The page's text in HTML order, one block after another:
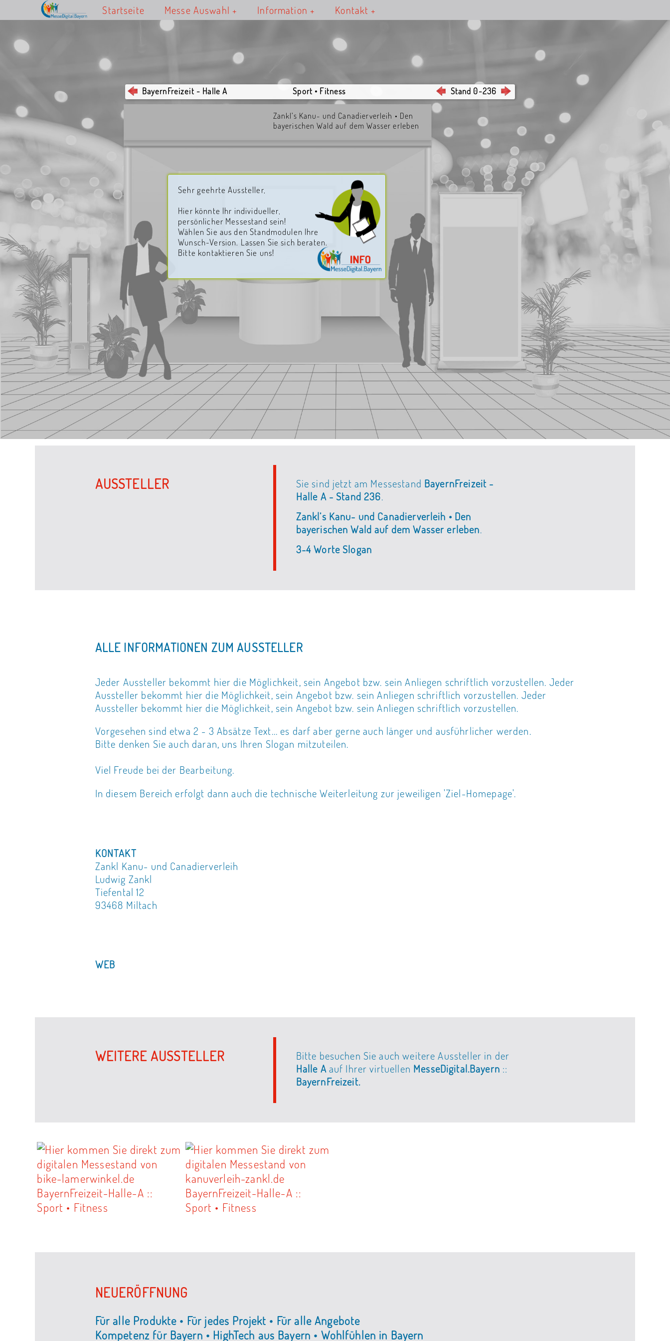
Startseite Messe Auswahl Information Kontakt
BayernFreizeit - Halle A Sport • Fitness Stand 0-236
Zankl’s Kanu- und Canadierverleih • Den
bayerischen Wald auf dem Wasser erleben
Sehr geehrte Aussteller,
Hier könnte Ihr individueller,
persönlicher Messestand sein!
Wählen Sie aus den Standmodulen Ihre
Wunsch-Version. Lassen Sie sich beraten.
Bitte kontaktieren Sie uns!
AUSSTELLER Sie sind jetzt am Messestand BayernFreizeit -
Halle A - Stand 236.
Zankl’s Kanu- und Canadierverleih • Den
bayerischen Wald auf dem Wasser erleben.
3-4 Worte Slogan
ALLE INFORMATIONEN ZUM AUSSTELLER
Jeder Aussteller bekommt hier die Möglichkeit, sein Angebot bzw. sein Anliegen schriftlich vorzustellen. Jeder
Aussteller bekommt hier die Möglichkeit, sein Angebot bzw. sein Anliegen schriftlich vorzustellen. Jeder
Aussteller bekommt hier die Möglichkeit, sein Angebot bzw. sein Anliegen schriftlich vorzustellen.
Vorgesehen sind etwa 2 - 3 Absätze Text... es darf aber gerne auch länger und ausführlicher werden.
Bitte denken Sie auch daran, uns Ihren Slogan mitzuteilen.
Viel Freude bei der Bearbeitung.
In diesem Bereich erfolgt dann auch die technische Weiterleitung zur jeweiligen 'Ziel-Homepage'.
KONTAKT
Zankl Kanu- und Canadierverleih
Ludwig Zankl
Tiefental 12
93468 Miltach
WEB
WEITERE AUSSTELLER
Bitte besuchen Sie auch weitere Aussteller in der
Halle Aauf Ihrer virtuellen MesseDigital.Bayern ::
BayernFreizeit.
NEUERÖFFNUNG
Für alle Produkte • Für jedes Projekt • Für alle Angebote
Kompetenz für Bayern • HighTech aus Bayern • Wohlfühlen in Bayern